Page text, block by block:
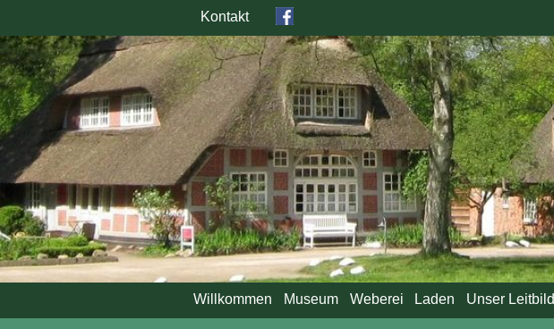
Kontakt
Willkommen Museum Weberei Laden Unser Leitbild